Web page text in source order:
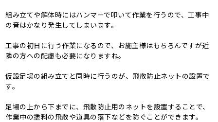
組み立てや解体時にはハンマーで叩いて作業を行うので、工事中
の音はかなり発生してしまいます。
工事の初日に行う作業になるので、お施主様はもちろんですが近
隣の方への配慮も必要になりますね。
仮設足場の組み立てと同時に行うのが、飛散防止ネットの設置で
す。
足場の上から下までに、飛散防止用のネットを設置することで、
作業中の塗料の飛散や道具の落下などを防ぐことができます。